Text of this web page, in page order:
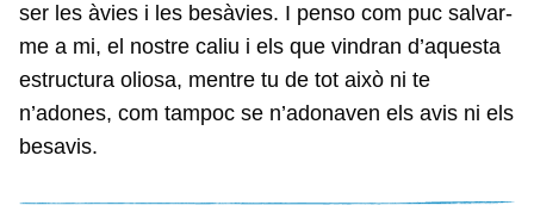
ser les àvies i les besàvies. I penso com puc salvar-
me a mi, el nostre caliu i els que vindran d’aquesta
estructura oliosa, mentre tu de tot això ni te
n’adones, com tampoc se n’adonaven els avis ni els
besavis.